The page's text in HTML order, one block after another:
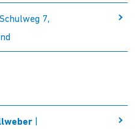
7,